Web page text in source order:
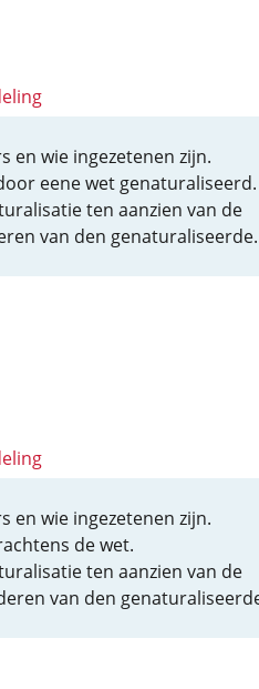
en wie ingezetenen zijn.
eene wet genaturaliseerd.
ten aanzien van de
van den genaturaliseerde.
en wie ingezetenen zijn.
de wet.
ten aanzien van de
van den